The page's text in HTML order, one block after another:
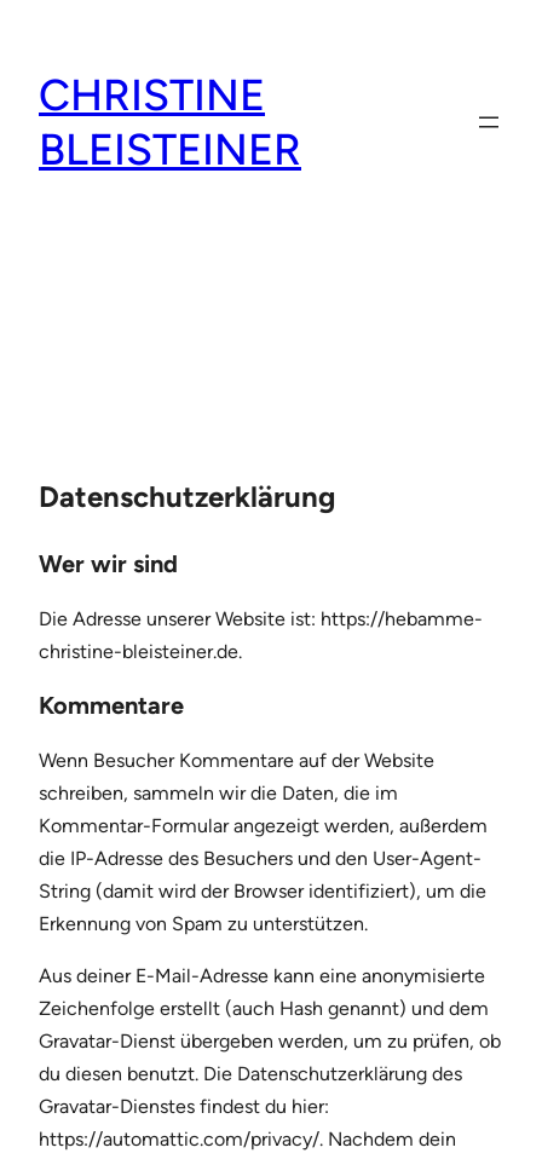
springen
CHRISTINE
BLEISTEINER
Datenschutzerklärung
Wer wir sind
Die Adresse unserer Website ist: https://hebamme-
christine-bleisteiner.de.
Kommentare
Wenn Besucher Kommentare auf der Website
schreiben, sammeln wir die Daten, die im
Kommentar-Formular angezeigt werden, außerdem
die IP-Adresse des Besuchers und den User-Agent-
String (damit wird der Browser identifiziert), um die
Erkennung von Spam zu unterstützen.
Aus deiner E-Mail-Adresse kann eine anonymisierte
Zeichenfolge erstellt (auch Hash genannt) und dem
Gravatar-Dienst übergeben werden, um zu prüfen, ob
du diesen benutzt. Die Datenschutzerklärung des
Gravatar-Dienstes findest du hier:
https://automattic.com/privacy/. Nachdem dein